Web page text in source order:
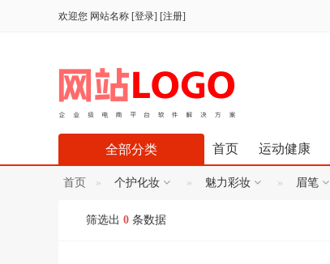
欢迎您 网站名称 [登录] [注册]
首页 运动健康
全部分类
首页 个护化妆 魅力彩妆 眉笔
筛选出 0 条数据